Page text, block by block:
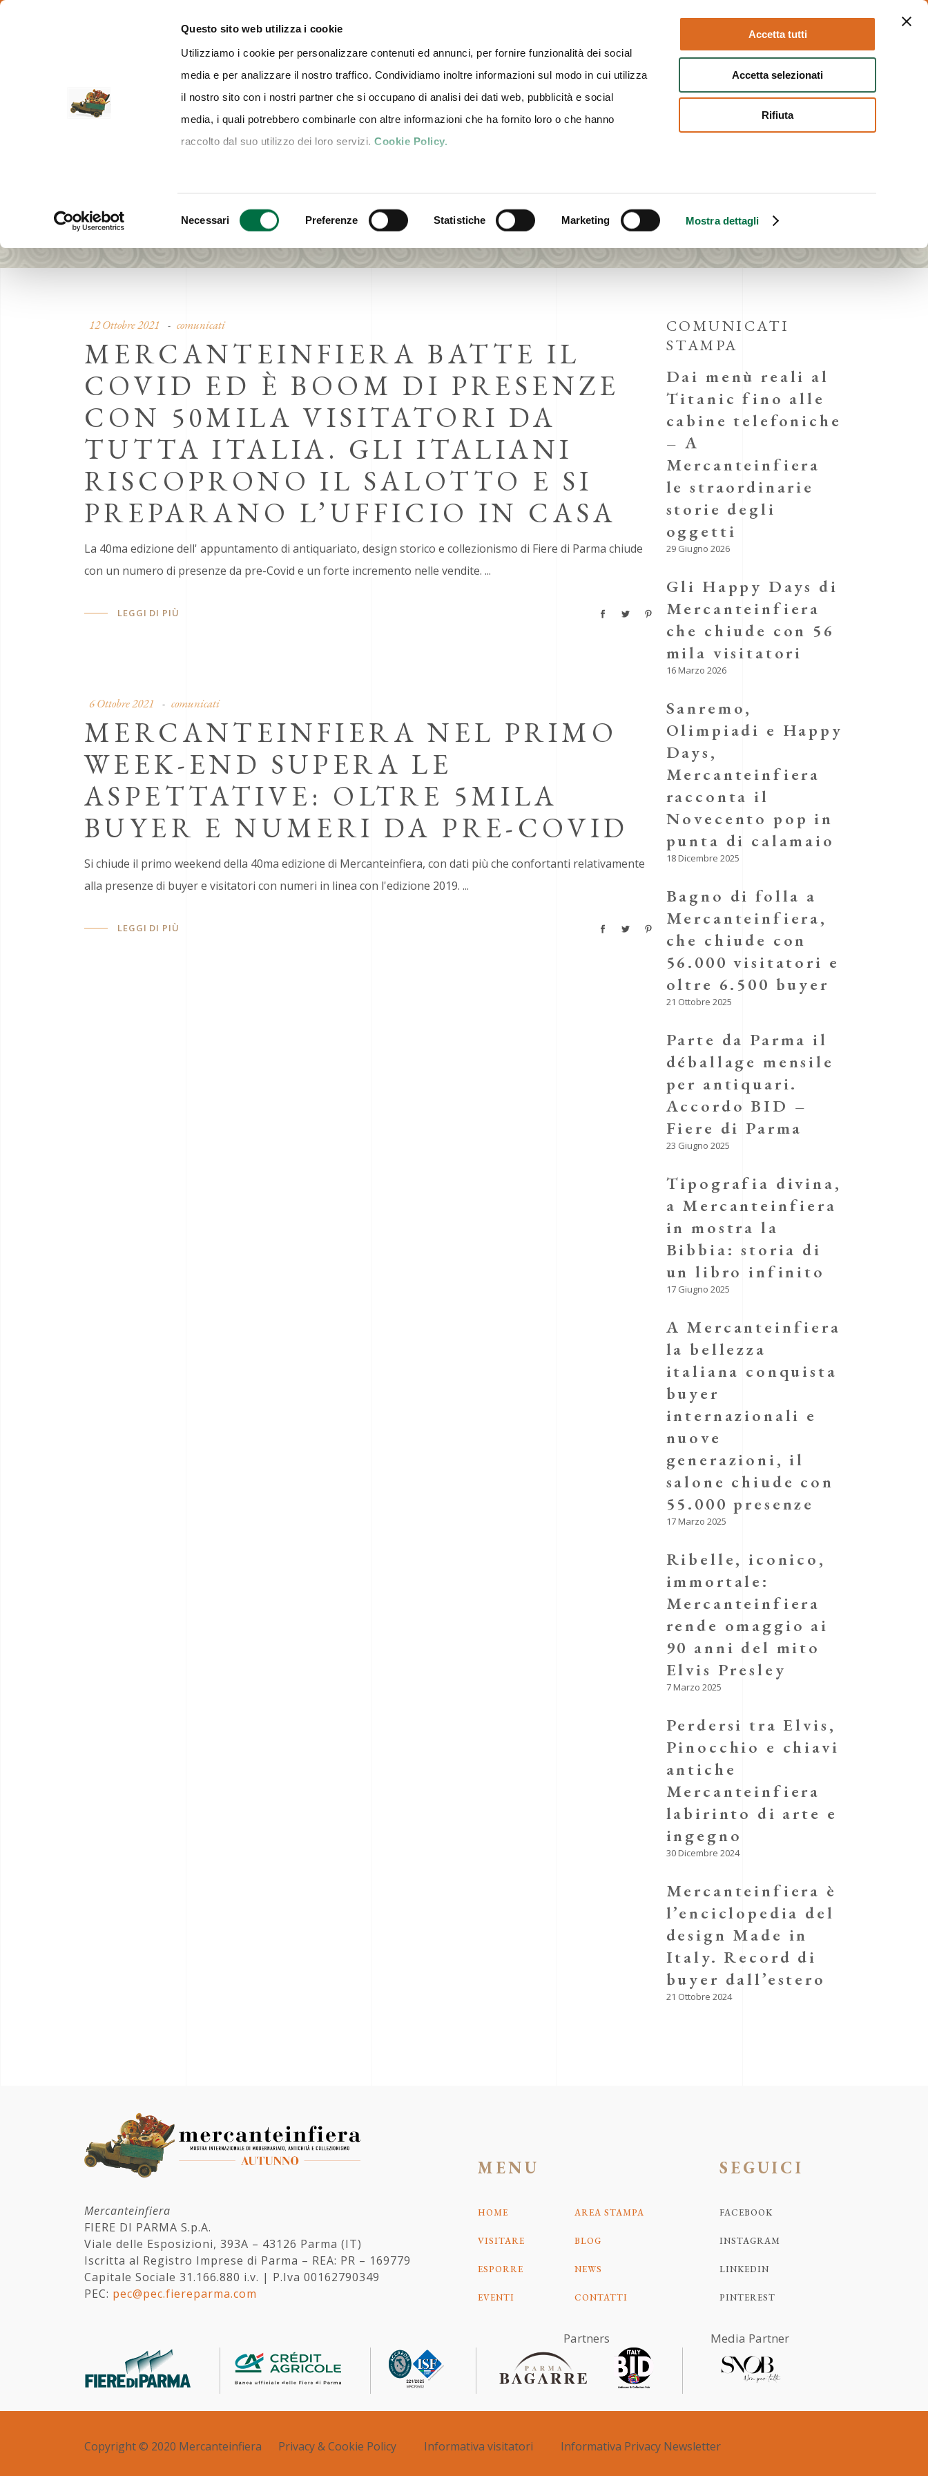
Questo sito web utilizza i cookie
Utilizziamo i cookie per personalizzare contenuti ed annunci, per fornire funzionalità dei social
media e per analizzare il nostro traffico. Condividiamo inoltre informazioni sul modo in cui utilizza
il nostro sito con i nostri partner che si occupano di analisi dei dati web, pubblicità e social
media, i quali potrebbero combinarle con altre informazioni che ha fornito loro o che hanno
raccolto dal suo utilizzo dei loro servizi.Cookie Policy.
del
Necessari Preferenze Statistiche Marketing Mostra dettagli
Accetta tutti
Accetta selezionati
Rifiuta
VISITARE ESPORRE EVENTI NEWS AREA STAMPA CONTATTI BIGLIETTI IT EN BIGLIETTI
OTTOBRE 2021
12 Ottobre 2021 comunicati
MERCANTEINFIERA BATTE IL
COVID ED È BOOM DI PRESENZE
CON 50MILA VISITATORI DA
TUTTA ITALIA. GLI ITALIANI
RISCOPRONO IL SALOTTO E SI
PREPARANO L’UFFICIO IN CASA
La 40ma edizione dell' appuntamento di antiquariato, design storico e collezionismo di Fiere di Parma chiude
con un numero di presenze da pre-Covid e un forte incremento nelle vendite.
LEGGI DI PIÙ
6 Ottobre 2021 comunicati
MERCANTEINFIERA NEL PRIMO
WEEK-END SUPERA LE
ASPETTATIVE: OLTRE 5MILA
BUYER E NUMERI DA PRE-COVID
Si chiude il primo weekend della 40ma edizione di Mercanteinfiera, con dati più che confortanti relativamente
alla presenze di buyer e visitatori con numeri in linea con l'edizione 2019.
LEGGI DI PIÙ
COMUNICATI
STAMPA
Dai menù reali al
Titanic fino alle
cabine telefoniche
– A
Mercanteinfiera
le straordinarie
storie degli
oggetti
29 Giugno 2026
Gli Happy Days di
Mercanteinfiera
che chiude con 56
mila visitatori
16 Marzo 2026
Sanremo,
Olimpiadi e Happy
Days,
Mercanteinfiera
racconta il
Novecento pop in
punta di calamaio
18 Dicembre 2025
Bagno di folla a
Mercanteinfiera,
che chiude con
56.000 visitatori e
oltre 6.500 buyer
21 Ottobre 2025
Parte da Parma il
déballage mensile
per antiquari.
Accordo BID –
Fiere di Parma
23 Giugno 2025
Tipografia divina,
a Mercanteinfiera
in mostra la
Bibbia: storia di
un libro infinito
17 Giugno 2025
A Mercanteinfiera
la bellezza
italiana conquista
buyer
internazionali e
nuove
generazioni, il
salone chiude con
55.000 presenze
17 Marzo 2025
Ribelle, iconico,
immortale:
Mercanteinfiera
rende omaggio ai
90 anni del mito
Elvis Presley
7 Marzo 2025
Perdersi tra Elvis,
Pinocchio e chiavi
antiche
Mercanteinfiera
labirinto di arte e
ingegno
30 Dicembre 2024
Mercanteinfiera è
l’enciclopedia del
design Made in
Italy. Record di
buyer dall’estero
21 Ottobre 2024
Mercanteinfiera
FIERE DI PARMA S.p.A.
Viale delle Esposizioni, 393A – 43126 Parma (IT)
Iscritta al Registro Imprese di Parma – REA: PR – 169779
Capitale Sociale 31.166.880 i.v. | P.Iva 00162790349
PEC: pec@pec.fiereparma.com
MENU
HOME
VISITARE
ESPORRE
EVENTI
AREA STAMPA
BLOG
NEWS
CONTATTI
SEGUICI
FACEBOOK
INSTAGRAM
LINKEDIN
PINTEREST
Partners Media Partner
Copyright © 2020 Mercanteinfiera Privacy & Cookie Policy Informativa visitatori Informativa Privacy Newsletter